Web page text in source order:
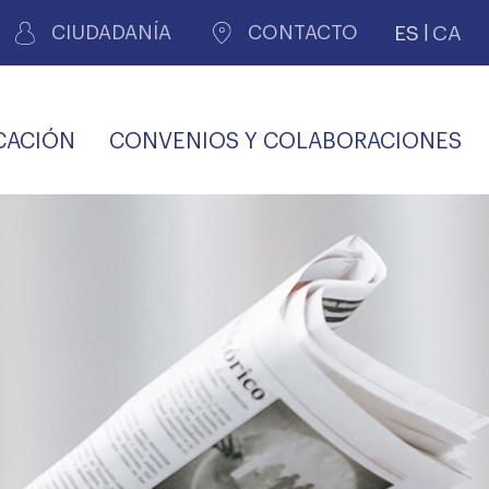
CIUDADANÍA CONTACTO ES CA
CONVENIOS Y COLABORACIONES
PERSONAL LABORAL
COMLL
SALUD Y APOYO AL
AGENCIA DE
VIDA
PROFESIONAL
OFERTAS Y
TRANSPARENCIA
TRÁMITES CONSULTA
MÉDICA